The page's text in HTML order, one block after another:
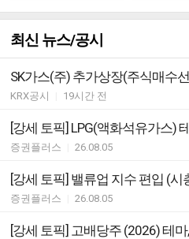
최신 뉴스/공시
SK가스(주) 추가상장(주식매수
KRX공시 19시간 전
증권플러스 26.08.05
증권플러스 26.08.05
[강세 토픽] 고배당주 (2026) 테마